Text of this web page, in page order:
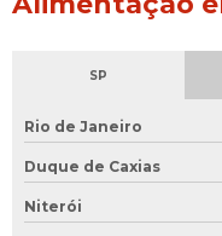
SP
Rio de Janeiro
Duque de Caxias
Niterói